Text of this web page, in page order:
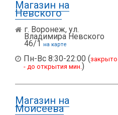
Магазин на
Невского
г. Воронеж, ул.
Владимира Невского
46/1 на карте
Пн-Вс 8:30-22:00 (закрыто
- до открытия мин. )
Магазин на
Моисеева